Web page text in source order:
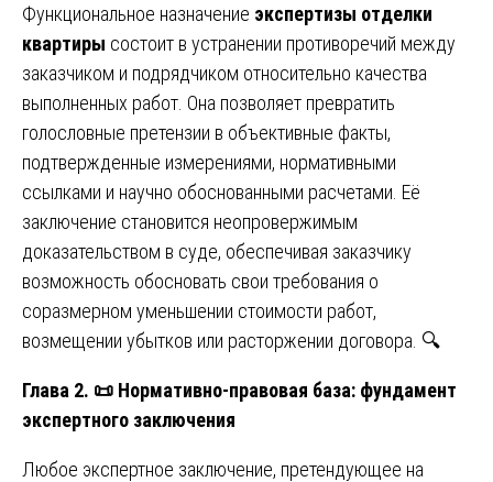
Функциональное назначение экспертизы отделки
квартиры состоит в устранении противоречий между
заказчиком и подрядчиком относительно качества
выполненных работ. Она позволяет превратить
голословные претензии в объективные факты,
подтвержденные измерениями, нормативными
ссылками и научно обоснованными расчетами. Её
заключение становится неопровержимым
доказательством в суде, обеспечивая заказчику
возможность обосновать свои требования о
соразмерном уменьшении стоимости работ,
возмещении убытков или расторжении договора. 🔍
Глава 2. 📜 Нормативно-правовая база: фундамент
экспертного заключения
Любое экспертное заключение, претендующее на